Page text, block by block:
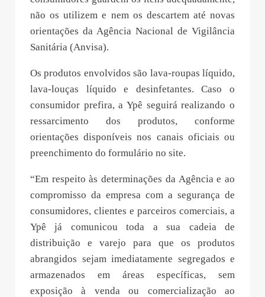
não os utilizem e nem os descartem até novas
orientações da Agência Nacional de Vigilância
Sanitária (Anvisa).
Os produtos envolvidos são lava-roupas líquido,
lava-louças líquido e desinfetantes. Caso o
consumidor prefira, a Ypê seguirá realizando o
ressarcimento dos produtos, conforme
orientações disponíveis nos canais oficiais ou
preenchimento do formulário no site.
“Em respeito às determinações da Agência e ao
compromisso da empresa com a segurança de
consumidores, clientes e parceiros comerciais, a
Ypê já comunicou toda a sua cadeia de
distribuição e varejo para que os produtos
abrangidos sejam imediatamente segregados e
armazenados em áreas específicas, sem
exposição à venda ou comercialização ao